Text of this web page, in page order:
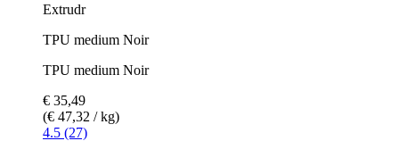
Extrudr
TPU medium Noir
TPU medium Noir
€ 35,49
(€ 47,32 / kg)
4.5 (27)